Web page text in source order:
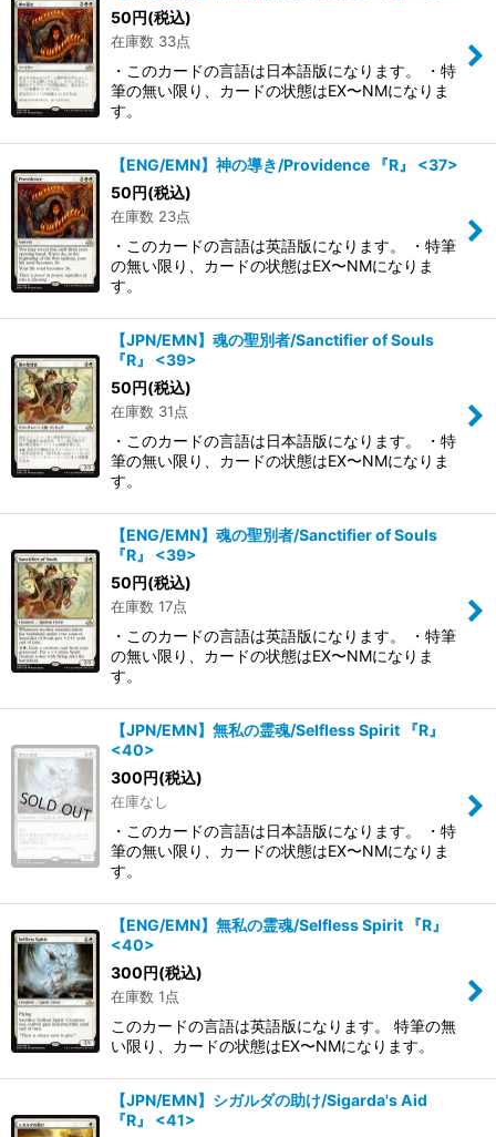
50円(税込)
在庫数 33点
・このカードの言語は日本語版になります。 ・特
筆の無い限り、カードの状態はEX〜NMになりま
す。
【ENG/EMN】神の導き/Providence 『R』 <37>
50円(税込)
在庫数 23点
・このカードの言語は英語版になります。 ・特筆
の無い限り、カードの状態はEX〜NMになりま
す。
【JPN/EMN】魂の聖別者/Sanctifier of Souls
『R』 <39>
50円(税込)
在庫数 31点
・このカードの言語は日本語版になります。 ・特
筆の無い限り、カードの状態はEX〜NMになりま
す。
【ENG/EMN】魂の聖別者/Sanctifier of Souls
『R』 <39>
50円(税込)
在庫数 17点
・このカードの言語は英語版になります。 ・特筆
の無い限り、カードの状態はEX〜NMになりま
す。
【JPN/EMN】無私の霊魂/Selfless Spirit 『R』
<40>
300円(税込)
在庫なし
・このカードの言語は日本語版になります。 ・特
筆の無い限り、カードの状態はEX〜NMになりま
す。
【ENG/EMN】無私の霊魂/Selfless Spirit 『R』
<40>
300円(税込)
在庫数 1点
このカードの言語は英語版になります。 特筆の無
い限り、カードの状態はEX〜NMになります。
【JPN/EMN】シガルダの助け/Sigarda's Aid
『R』 <41>